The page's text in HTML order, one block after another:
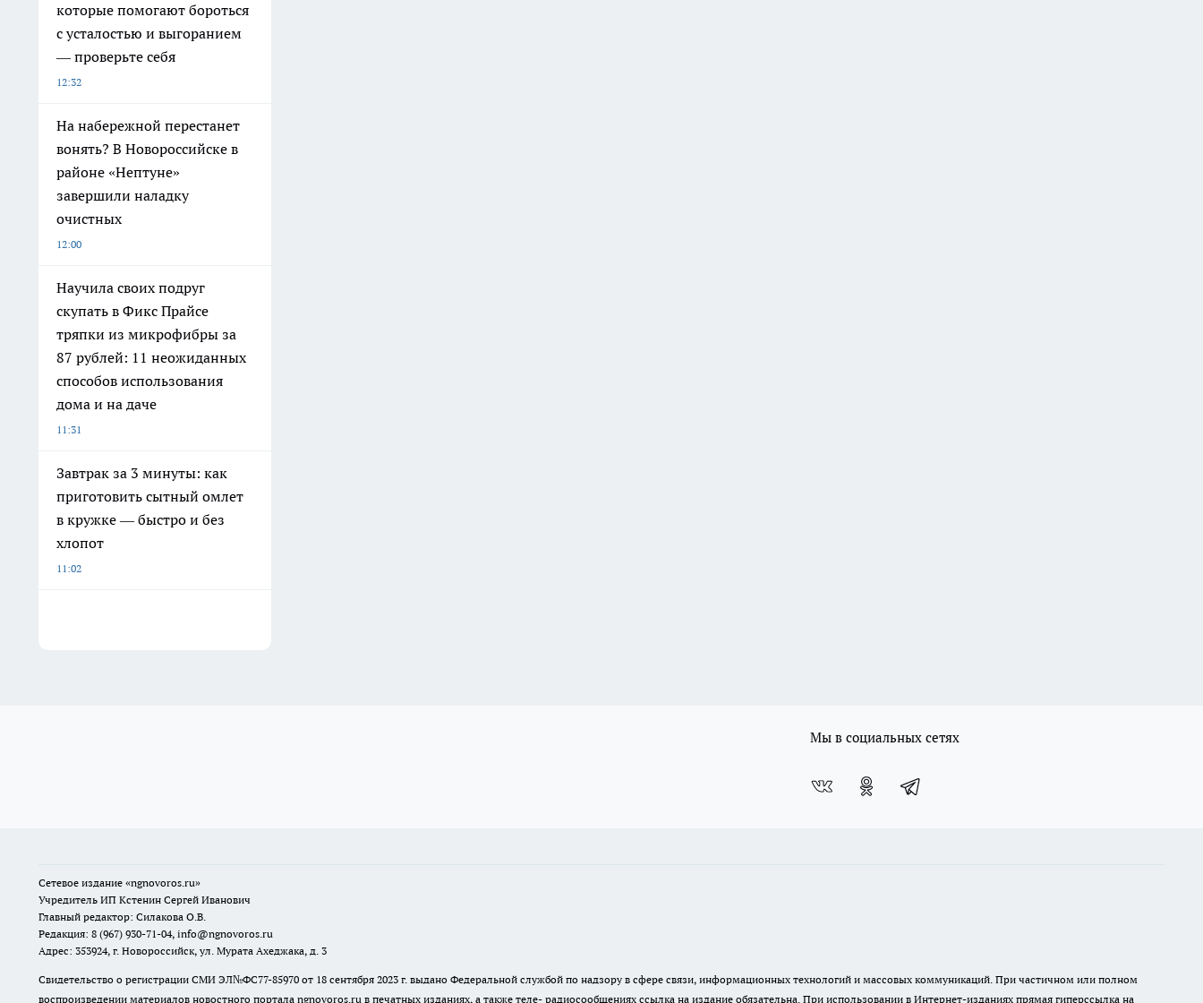
которые помогают бороться
с усталостью и выгоранием
— проверьте себя
12:32
На набережной перестанет
вонять? В Новороссийске в
районе «Нептуне»
завершили наладку
очистных
12:00
Научила своих подруг
скупать в Фикс Прайсе
тряпки из микрофибры за
87 рублей: 11 неожиданных
способов использования
дома и на даче
11:31
Завтрак за 3 минуты: как
приготовить сытный омлет
в кружке — быстро и без
хлопот
11:02
Мы в социальных сетях
Сетевое издание «ngnovoros.ru»
Учредитель ИП Кстенин Сергей Иванович
Главный редактор: Силакова О.В.
Редакция: 8 (967) 930-71-04, info@ngnovoros.ru
Адрес: 353924, г. Новороссийск, ул. Мурата Ахеджака, д. 3
Свидетельство о регистрации СМИ ЭЛ№ФС77-85970 от 18 сентября 2023 г. выдано Федеральной службой по надзору в сфере связи, информационных технологий и массовых коммуникаций. При частичном или полном
воспроизведении материалов новостного портала ngnovoros.ru в печатных изданиях, а также теле- радиосообщениях ссылка на издание обязательна. При использовании в Интернет-изданиях прямая гиперссылка на